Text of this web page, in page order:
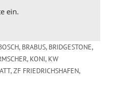
ein.
, BRABUS, BRIDGESTONE,
, KONI, KW
,ZF FRIEDRICHSHAFEN,